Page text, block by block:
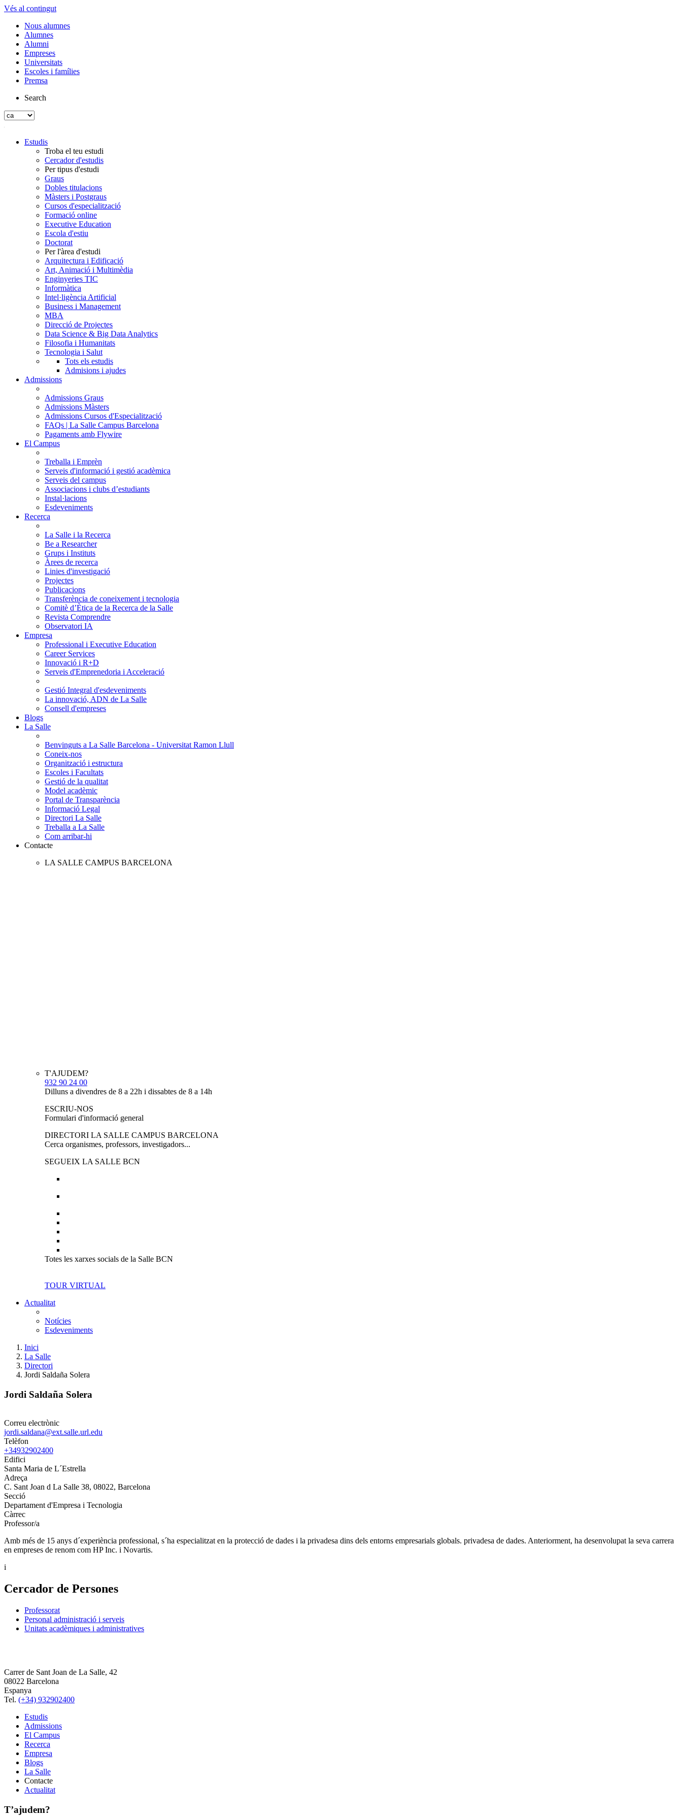
Vés al contingut
Nous alumnes
Alumnes
Alumni
Empreses
Universitats
Escoles i famílies
Premsa
Search
Estudis
Troba el teu estudi
Cercador d'estudis
Per tipus d'estudi
Graus
Dobles titulacions
Màsters i Postgraus
Cursos d'especialització
Formació online
Executive Education
Escola d'estiu
Doctorat
Per l'àrea d'estudi
Arquitectura i Edificació
Art, Animació i Multimèdia
Enginyeries TIC
Informàtica
Intel·ligència Artificial
Business i Management
MBA
Direcció de Projectes
Data Science & Big Data Analytics
Filosofia i Humanitats
Tecnologia i Salut
Tots els estudis
Admisions i ajudes
Admissions
Admissions Graus
Admissions Màsters
Admissions Cursos d'Especialització
FAQs | La Salle Campus Barcelona
Pagaments amb Flywire
El Campus
Treballa i Emprèn
Serveis d'informació i gestió acadèmica
Serveis del campus
Associacions i clubs d’estudiants
Instal·lacions
Esdeveniments
Recerca
La Salle i la Recerca
Be a Researcher
Grups i Instituts
Àrees de recerca
Linies d'investigació
Projectes
Publicacions
Transferència de coneixement i tecnologia
Comitè d’Ètica de la Recerca de la Salle
Revista Comprendre
Observatori IA
Empresa
Professional i Executive Education
Career Services
Innovació i R+D
Serveis d'Emprenedoria i Acceleració
Gestió Integral d'esdeveniments
La innovació, ADN de La Salle
Consell d'empreses
Blogs
La Salle
Benvinguts a La Salle Barcelona - Universitat Ramon Llull
Coneix-nos
Organització i estructura
Escoles i Facultats
Gestió de la qualitat
Model acadèmic
Portal de Transparència
Informació Legal
Directori La Salle
Treballa a La Salle
Com arribar-hi
Contacte
LA SALLE CAMPUS BARCELONA
T'AJUDEM?
932 90 24 00
Dilluns a divendres de 8 a 22h i dissabtes de 8 a 14h
ESCRIU-NOS
Formulari d'informació general
DIRECTORI LA SALLE CAMPUS BARCELONA
Cerca organismes, professors, investigadors...
SEGUEIX LA SALLE BCN
Totes les xarxes socials de la Salle BCN
TOUR VIRTUAL
Actualitat
Notícies
Esdeveniments
Inici
La Salle
Directori
Jordi Saldaña Solera
Jordi Saldaña Solera
Correu electrònic
jordi.saldana@ext.salle.url.edu
Telèfon
+34932902400
Edifici
Santa Maria de L´Estrella
Adreça
C. Sant Joan d La Salle 38, 08022, Barcelona
Secció
Departament d'Empresa i Tecnologia
Càrrec
Professor/a
Amb més de 15 anys d´experiència professional, s´ha especialitzat en la protecció de dades i la privadesa dins dels entorns empresarials globals. privadesa de dades. Anteriorment, ha desenvolupat la seva carrera
en empreses de renom com HP Inc. i Novartis.
i
Cercador de Persones
Professorat
Personal administració i serveis
Unitats acadèmiques i administratives
Carrer de Sant Joan de La Salle, 42
08022 Barcelona
Espanya
Tel. (+34) 932902400
Estudis
Admissions
El Campus
Recerca
Empresa
Blogs
La Salle
Contacte
Actualitat
T’ajudem?